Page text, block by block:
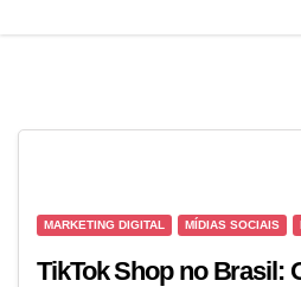
MARKETING DIGITAL MÍDIAS SOCIAIS
TikTok Shop no Brasil: